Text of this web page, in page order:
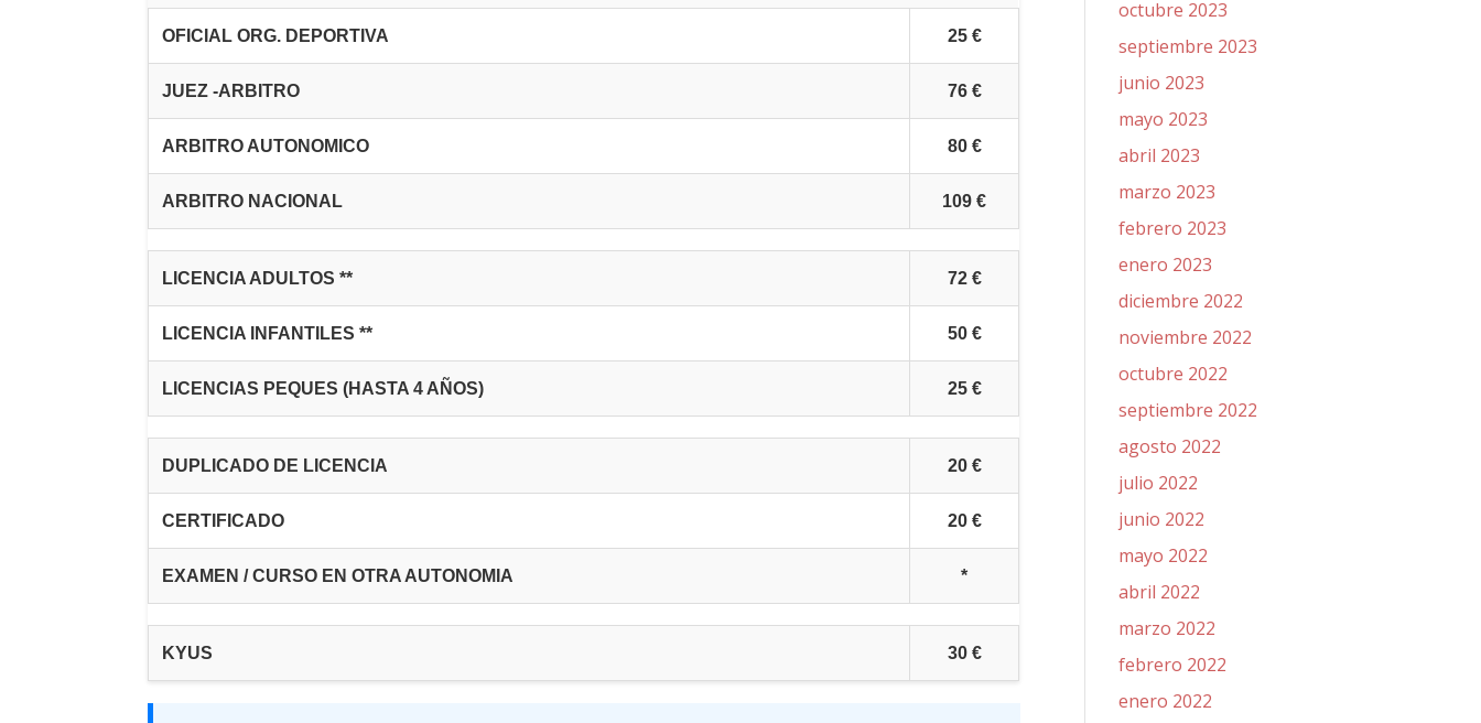
OFICIAL ORG. DEPORTIVA 25 €
JUEZ -ARBITRO 76 €
ARBITRO AUTONOMICO 80 €
ARBITRO NACIONAL 109 €
LICENCIA ADULTOS ** 72 €
LICENCIA INFANTILES ** 50 €
LICENCIAS PEQUES (HASTA 4 AÑOS) 25 €
DUPLICADO DE LICENCIA 20 €
CERTIFICADO 20 €
EXAMEN / CURSO EN OTRA AUTONOMIA *
KYUS 30 €
octubre 2023
septiembre 2023
junio 2023
mayo 2023
abril 2023
marzo 2023
febrero 2023
enero 2023
diciembre 2022
noviembre 2022
octubre 2022
septiembre 2022
agosto 2022
julio 2022
junio 2022
mayo 2022
abril 2022
marzo 2022
febrero 2022
enero 2022